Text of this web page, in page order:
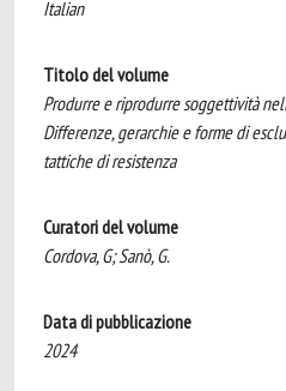
Italian
Titolo del volume
Produrre e riprodurre soggettività
Differenze, gerarchie e forme di
tattiche di resistenza
Curatori del volume
Cordova, G; Sanò, G.
Data di pubblicazione
2024